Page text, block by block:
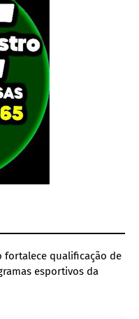
fortalece qualificação de
esportivos da